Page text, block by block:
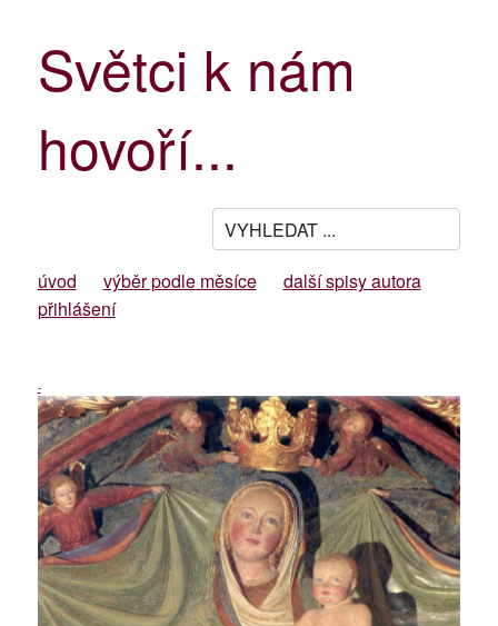
Světci k nám
hovoří...
úvod výběr podle měsíce
další spisy autora
přihlášení
-